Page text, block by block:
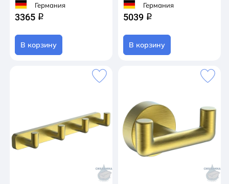
Германия
3365 q
В корзину
Германия
5039 q
В корзину